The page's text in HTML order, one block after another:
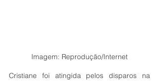
Imagem: Reprodução/Internet
Cristiane foi atingida pelos disparos na